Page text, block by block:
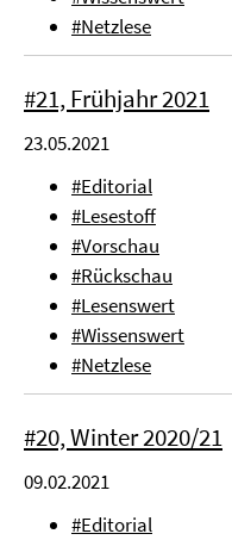
#Netzlese
#21, Frühjahr 2021
23.05.2021
#Editorial
#Lesestoff
#Vorschau
#Rückschau
#Lesenswert
#Wissenswert
#Netzlese
#20, Winter 2020/21
09.02.2021
#Editorial